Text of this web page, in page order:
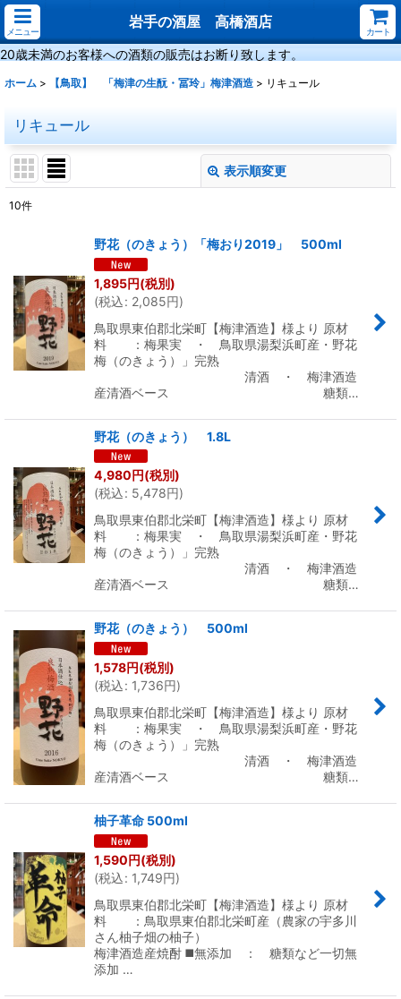
メニュー
岩手の酒屋 高橋酒店
カート
20歳未満のお客様への酒類の販売はお断り致します。
ホーム > 【鳥取】 「梅津の生酛・冨玲」梅津酒造 > リキュール
リキュール
表示順変更
絞り込む
10件
野花（のきょう）「梅おり2019」 500ml
1,895円(税別)
(税込: 2,085円)
鳥取県東伯郡北栄町【梅津酒造】様より 原材
料 ：梅果実 ・ 鳥取県湯梨浜町産・野花
梅（のきょう）」完熟
清酒 ・ 梅津酒造
産清酒ベース 糖類…
野花（のきょう） 1.8L
4,980円(税別)
(税込: 5,478円)
鳥取県東伯郡北栄町【梅津酒造】様より 原材
料 ：梅果実 ・ 鳥取県湯梨浜町産・野花
梅（のきょう）」完熟
清酒 ・ 梅津酒造
産清酒ベース 糖類…
野花（のきょう） 500ml
1,578円(税別)
(税込: 1,736円)
鳥取県東伯郡北栄町【梅津酒造】様より 原材
料 ：梅果実 ・ 鳥取県湯梨浜町産・野花
梅（のきょう）」完熟
清酒 ・ 梅津酒造
産清酒ベース 糖類…
柚子革命 500ml
1,590円(税別)
(税込: 1,749円)
鳥取県東伯郡北栄町【梅津酒造】様より 原材
料 ：鳥取県東伯郡北栄町産（農家の宇多川
さん柚子畑の柚子）
梅津酒造産焼酎 ◼️無添加 ： 糖類など一切無
添加 …